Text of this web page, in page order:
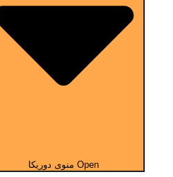
Open منوی دوریکا